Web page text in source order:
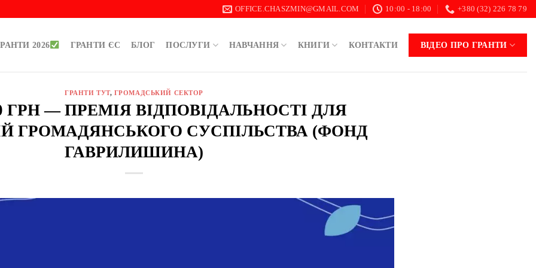
OFFICE.CHASZMIN@GMAIL.COM 10:00 - 18:00 +380 (32) 226 78 79
2026 ГРАНТИ ЄС БЛОГ ПОСЛУГИ НАВЧАННЯ КНИГИ КОНТАКТИ ВІДЕО ПРО ГРАНТИ
ГРАНТИ ТУТ, ГРОМАДСЬКИЙ СЕКТОР
ГРН — ПРЕМІЯ ВІДПОВІДАЛЬНОСТІ ДЛЯ
ГРОМАДЯНСЬКОГО СУСПІЛЬСТВА (ФОНД
ГАВРИЛИШИНА)